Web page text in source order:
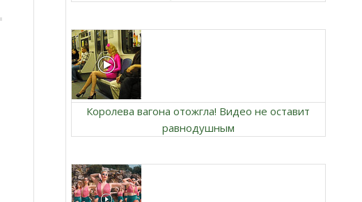
Королева вагона отожгла! Видео не оставит
равнодушным